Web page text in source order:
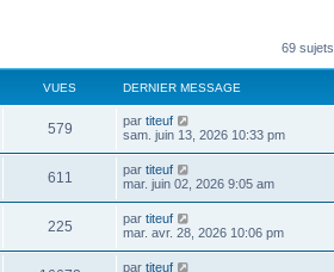
69 sujets
VUES DERNIER MESSAGE
579 par titeuf
sam. juin 13, 2026 10:33 pm
611 par titeuf
mar. juin 02, 2026 9:05 am
225 par titeuf
mar. avr. 28, 2026 10:06 pm
par titeuf